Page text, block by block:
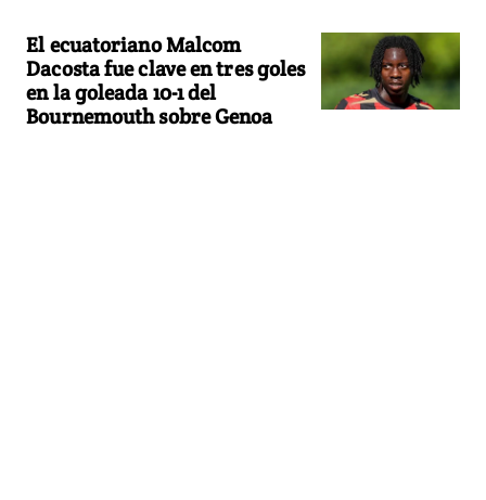
El ecuatoriano Malcom
Dacosta fue clave en tres goles
en la goleada 10-1 del
Bournemouth sobre Genoa